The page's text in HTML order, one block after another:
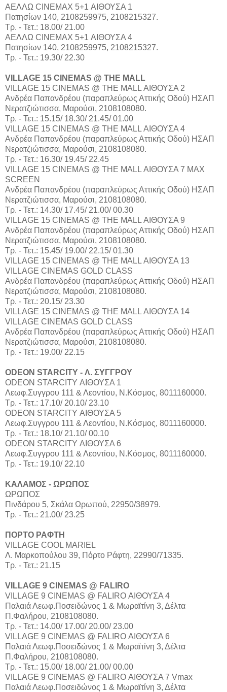
ΑΕΛΛΩ CINEMAX 5+1 ΑΙΘΟΥΣΑ 1
Πατησίων 140, 2108259975, 2108215327.
Τρ. - Τετ.: 18.00/ 21.00
ΑΕΛΛΩ CINEMAX 5+1 ΑΙΘΟΥΣΑ 4
Πατησίων 140, 2108259975, 2108215327.
Τρ. - Τετ.: 19.30/ 22.30
VILLAGE 15 CINEMAS @ THE MALL
VILLAGE 15 CINEMAS @ THE MALL ΑΙΘΟΥΣΑ 2
Aνδρέα Παπανδρέου (παραπλεύρως Αττικής Οδού) ΗΣΑΠ
Νερατζιώτισσα, Μαρούσι, 2108108080.
Τρ. - Τετ.: 15.15/ 18.30/ 21.45/ 01.00
VILLAGE 15 CINEMAS @ THE MALL ΑΙΘΟΥΣΑ 4
Aνδρέα Παπανδρέου (παραπλεύρως Αττικής Οδού) ΗΣΑΠ
Νερατζιώτισσα, Μαρούσι, 2108108080.
Τρ. - Τετ.: 16.30/ 19.45/ 22.45
VILLAGE 15 CINEMAS @ THE MALL ΑΙΘΟΥΣΑ 7 MAX
SCREEN
Aνδρέα Παπανδρέου (παραπλεύρως Αττικής Οδού) ΗΣΑΠ
Νερατζιώτισσα, Μαρούσι, 2108108080.
Τρ. - Τετ.: 14.30/ 17.45/ 21.00/ 00.30
VILLAGE 15 CINEMAS @ THE MALL ΑΙΘΟΥΣΑ 9
Aνδρέα Παπανδρέου (παραπλεύρως Αττικής Οδού) ΗΣΑΠ
Νερατζιώτισσα, Μαρούσι, 2108108080.
Τρ. - Τετ.: 15.45/ 19.00/ 22.15/ 01.30
VILLAGE 15 CINEMAS @ THE MALL ΑΙΘΟΥΣΑ 13
VILLAGE CINEMAS GOLD CLASS
Aνδρέα Παπανδρέου (παραπλεύρως Αττικής Οδού) ΗΣΑΠ
Νερατζιώτισσα, Μαρούσι, 2108108080.
Τρ. - Τετ.: 20.15/ 23.30
VILLAGE 15 CINEMAS @ THE MALL ΑΙΘΟΥΣΑ 14
VILLAGE CINEMAS GOLD CLASS
Aνδρέα Παπανδρέου (παραπλεύρως Αττικής Οδού) ΗΣΑΠ
Νερατζιώτισσα, Μαρούσι, 2108108080.
Τρ. - Τετ.: 19.00/ 22.15
ODEON STARCITY - Λ. ΣΥΓΓΡΟΥ
ODEON STARCITY ΑΙΘΟΥΣΑ 1
Λεωφ.Συγγρου 111 & Λεοντίου, Ν.Κόσμος, 8011160000.
Τρ. - Τετ.: 17.10/ 20.10/ 23.10
ODEON STARCITY ΑΙΘΟΥΣΑ 5
Λεωφ.Συγγρου 111 & Λεοντίου, Ν.Κόσμος, 8011160000.
Τρ. - Τετ.: 18.10/ 21.10/ 00.10
ODEON STARCITY ΑΙΘΟΥΣΑ 6
Λεωφ.Συγγρου 111 & Λεοντίου, Ν.Κόσμος, 8011160000.
Τρ. - Τετ.: 19.10/ 22.10
ΚΑΛΑΜΟΣ - ΩΡΩΠΟΣ
ΩΡΩΠΟΣ
Πινδάρου 5, Σκάλα Ωρωπού, 22950/38979.
Τρ. - Τετ.: 21.00/ 23.25
ΠΟΡΤΟ ΡΑΦΤΗ
VILLAGE COOL MARIEL
Λ. Μαρκοπούλου 39, Πόρτο Ράφτη, 22990/71335.
Τρ. - Τετ.: 21.15
VILLAGE 9 CINEMAS @ FALIRO
VILLAGE 9 CINEMAS @ FALIRO ΑΙΘΟΥΣΑ 4
Παλαιά Λεωφ.Ποσειδώνος 1 & Μωραϊτίνη 3, Δέλτα
Π.Φαλήρου, 2108108080.
Τρ. - Τετ.: 14.00/ 17.00/ 20.00/ 23.00
VILLAGE 9 CINEMAS @ FALIRO ΑΙΘΟΥΣΑ 6
Παλαιά Λεωφ.Ποσειδώνος 1 & Μωραϊτίνη 3, Δέλτα
Π.Φαλήρου, 2108108080.
Τρ. - Τετ.: 15.00/ 18.00/ 21.00/ 00.00
VILLAGE 9 CINEMAS @ FALIRO ΑΙΘΟΥΣΑ 7 Vmax
Παλαιά Λεωφ.Ποσειδώνος 1 & Μωραϊτίνη 3, Δέλτα